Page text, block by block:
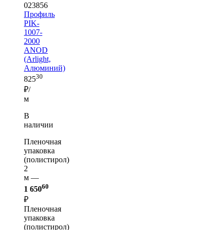
023856
Профиль
PIK-
1007-
2000
ANOD
(Arlight,
Алюминий)
82530
₽/
м
В
наличии
Пленочная
упаковка
(полистирол)
2
м —
1 65060
₽
Пленочная
упаковка
(полистирол)